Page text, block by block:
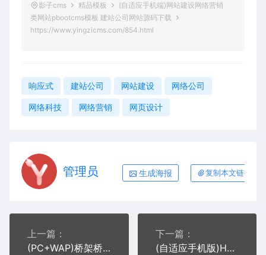
影子cms 精品模板
(自适应手机端)网站建设网络营销
类网站pbootcms模板 建站公司网站源码下载
https://www.yingzicms.com/854.html
响应式 建站公司 网站建设 网络公司
网络科技 网络营销 网页设计
管理员 生成海报 复制本文链接
上一篇：
(PC+WAP)桥架桥梁定制生产类网站pbootcms模板 电缆桥架网站源码下载
下一篇：
(自适应手机版)HTML5智能锁具电子产品研发类网站pbootcms模板 电子智能锁网站源码下载